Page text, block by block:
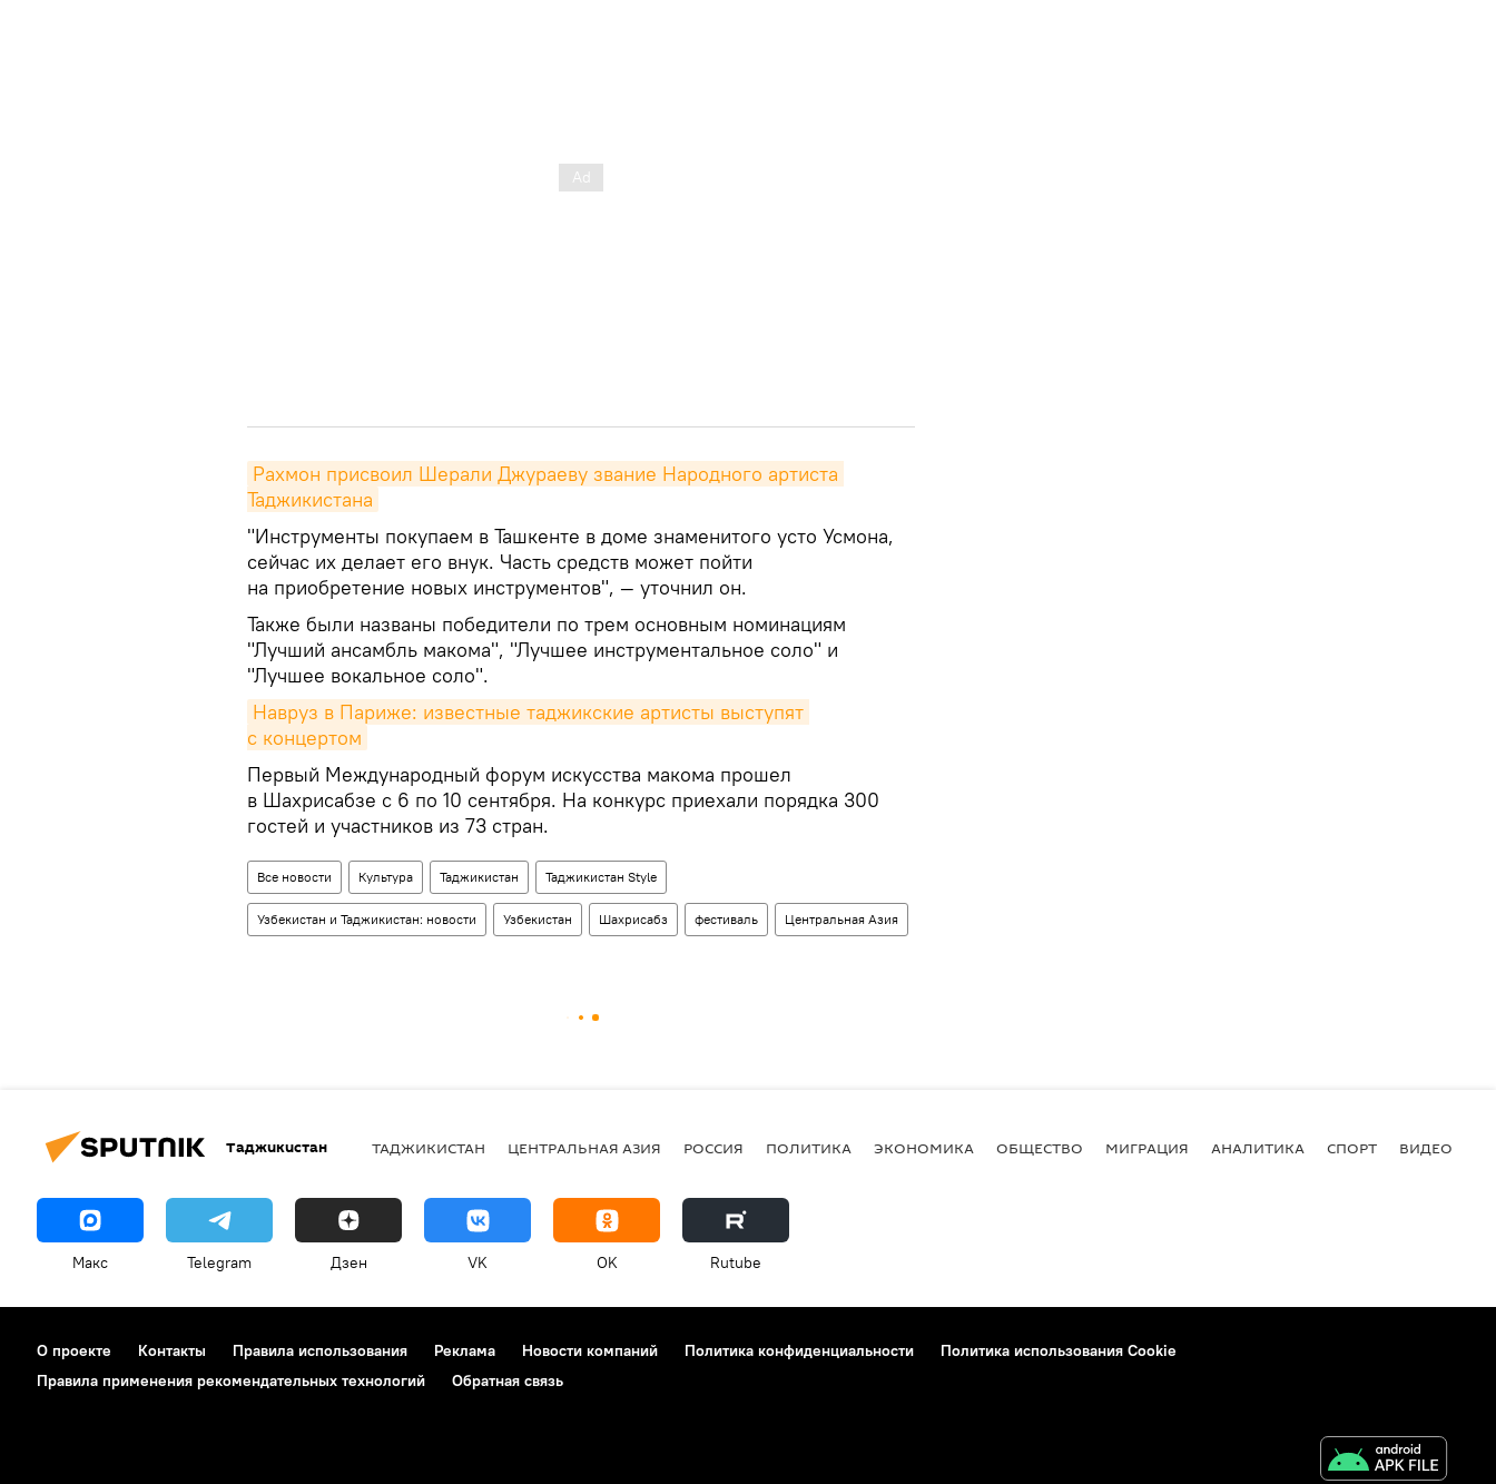
Рахмон присвоил Шерали Джураеву звание Народного артиста
Таджикистана
"Инструменты покупаем в Ташкенте в доме знаменитого усто Усмона,
сейчас их делает его внук. Часть средств может пойти
на приобретение новых инструментов", — уточнил он.
Также были названы победители по трем основным номинациям
"Лучший ансамбль макома", "Лучшее инструментальное соло" и
"Лучшее вокальное соло".
Навруз в Париже: известные таджикские артисты выступят
с концертом
Первый Международный форум искусства макома прошел
в Шахрисабзе с 6 по 10 сентября. На конкурс приехали порядка 300
гостей и участников из 73 стран.
Все новости Культура Таджикистан Таджикистан Style
Узбекистан и Таджикистан: новости Узбекистан Шахрисабз фестиваль Центральная Азия
Таджикистан ТАДЖИКИСТАН ЦЕНТРАЛЬНАЯ АЗИЯ РОССИЯ ПОЛИТИКА ЭКОНОМИКА ОБЩЕСТВО МИГРАЦИЯ АНАЛИТИКА СПОРТ ВИДЕО
Макс Telegram Дзен VK OK Rutube
О проекте Контакты Правила использования Реклама Новости компаний Политика конфиденциальности
Политика использования Cookie
Правила применения рекомендательных технологий
Обратная связь